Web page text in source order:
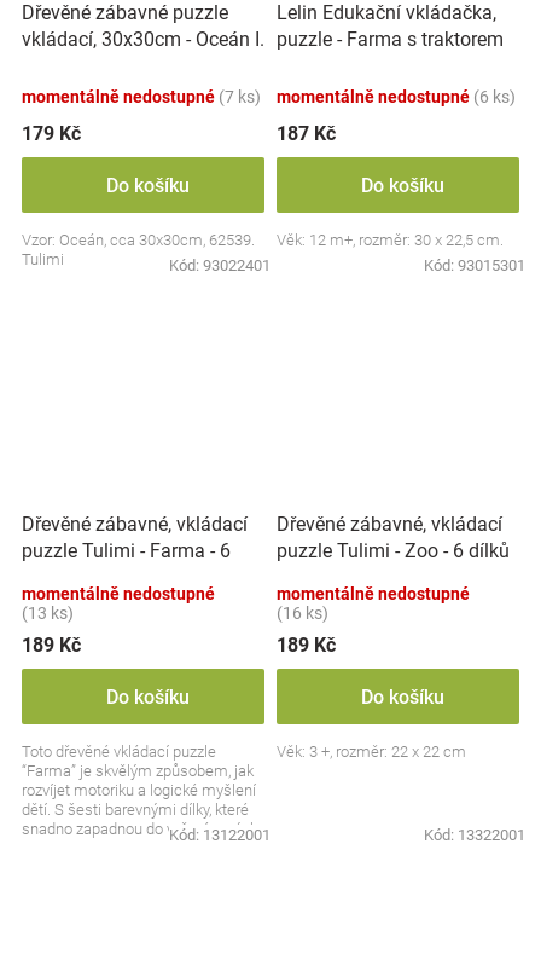
Dřevěné zábavné puzzle
vkládací, 30x30cm - Oceán I.
momentálně nedostupné (7 ks)
179 Kč
Do košíku
Vzor: Oceán, cca 30x30cm, 62539.
Tulimi
Kód: 93022401
Lelin Edukační vkládačka,
puzzle - Farma s traktorem
momentálně nedostupné (6 ks)
187 Kč
Do košíku
Věk: 12 m+, rozměr: 30 x 22,5 cm.
Kód: 93015301
Dřevěné zábavné, vkládací
puzzle Tulimi - Farma - 6
momentálně nedostupné
(13 ks)
189 Kč
Do košíku
Toto dřevěné vkládací puzzle
“Farma” je skvělým způsobem, jak
rozvíjet motoriku a logické myšlení
dětí. S šesti barevnými dílky, které
snadno zapadnou do vyřezávaných
Kód: 13122001
Dřevěné zábavné, vkládací
puzzle Tulimi - Zoo - 6 dílků
momentálně nedostupné
(16 ks)
189 Kč
Do košíku
Věk: 3 +, rozměr: 22 x 22 cm
Kód: 13322001